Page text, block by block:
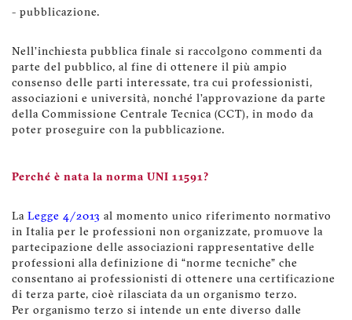
- pubblicazione.
Nell’inchiesta pubblica finale si raccolgono commenti da
parte del pubblico, al fine di ottenere il più ampio
consenso delle parti interessate, tra cui professionisti,
associazioni e università, nonché l’approvazione da parte
della Commissione Centrale Tecnica (CCT), in modo da
poter proseguire con la pubblicazione.
Perché è nata la norma UNI 11591?
La Legge 4/2013 al momento unico riferimento normativo
in Italia per le professioni non organizzate, promuove la
partecipazione delle associazioni rappresentative delle
professioni alla definizione di “norme tecniche” che
consentano ai professionisti di ottenere una certificazione
di terza parte, cioè rilasciata da un organismo terzo.
Per organismo terzo si intende un ente diverso dalle